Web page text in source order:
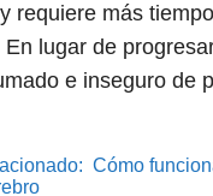
requiere más
lugar de
e inseguro de
Cómo